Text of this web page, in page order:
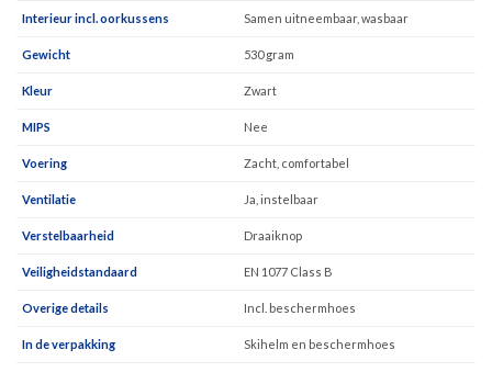
Interieur incl. oorkussens Samen uitneembaar, wasbaar
Gewicht 530 gram
Kleur Zwart
MIPS Nee
Voering Zacht, comfortabel
Ventilatie Ja, instelbaar
Verstelbaarheid Draaiknop
Veiligheidstandaard EN 1077 Class B
Overige details Incl. beschermhoes
In de verpakking Skihelm en beschermhoes